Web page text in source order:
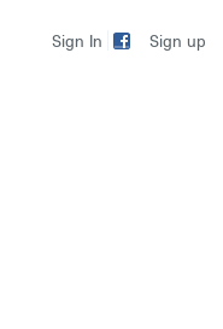
Sign In Sign up